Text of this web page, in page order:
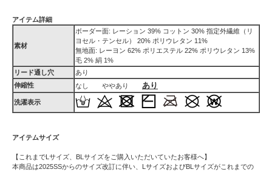
アイテム詳細
素材
ボーダー面: レーション 39% コットン 30% 指定外繊維（リ
ヨセル・テンセル） 20% ポリウレタン 11%
無地面: レーヨン 62% ポリエステル 22% ポリウレタン 13%
毛 2% 絹 1%
リード通し穴
あり
伸縮性
なし ややあり あり
洗濯表示
アイテムサイズ
【これまでLサイズ、BLサイズをご購入いただいていたお客様へ】
本商品は2025SSからのサイズ改訂に伴い、LサイズおよびBLサイズがこれまでの